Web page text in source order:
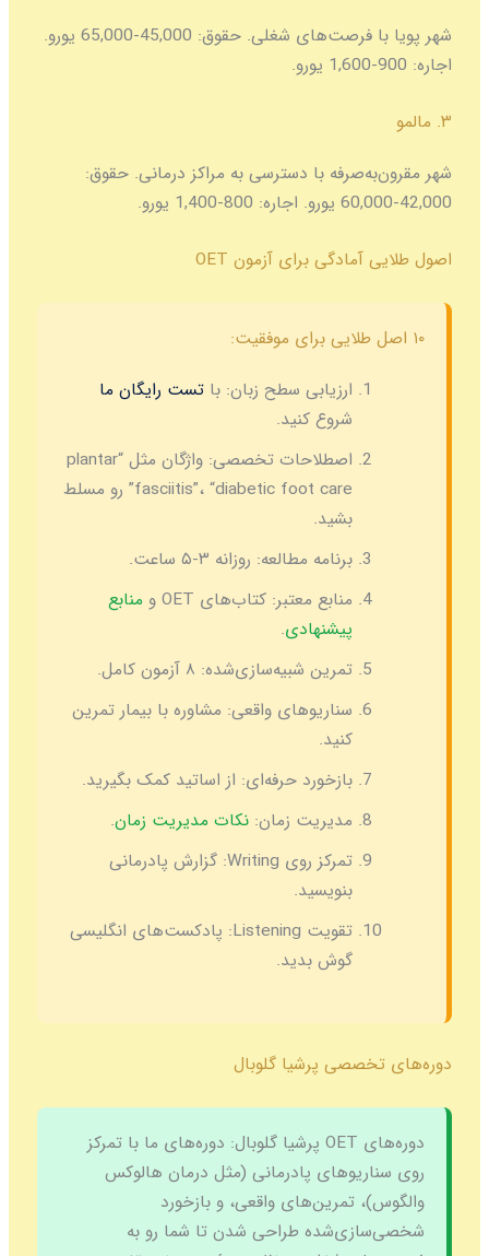
شهر پویا با فرصت‌های شغلی. حقوق: 45,000-65,000 یورو.
اجاره: 900-1,600 یورو.
۳. مالمو
شهر مقرون‌به‌صرفه با دسترسی به مراکز درمانی. حقوق:
42,000-60,000 یورو. اجاره: 800-1,400 یورو.
اصول طلایی آمادگی برای آزمون OET
۱۰ اصل طلایی برای موفقیت:
ارزیابی سطح زبان: باتست رایگان ما
شروع کنید.
اصطلاحات تخصصی:
واژگان مثل “plantar
fasciitis”، “diabetic foot care” رو مسلط
بشید.
برنامه مطالعه: روزانه ۳-۵ ساعت.
منابع معتبر: کتاب‌های OET و
منابع
پیشنهادی.
تمرین شبیه‌سازی‌شده:
سناریوهای واقعی: مشاوره با بیمار تمرین
کنید.
بازخورد حرفه‌ای: از اساتید کمک بگیرید.
مدیریت زمان: نکات مدیریت زمان.
تمرکز روی Writing:
گزارش پادرمانی
بنویسید.
تقویت Listening:
پادکست‌های انگلیسی
گوش بدید.
دوره‌های تخصصی پرشیا گلوبال
دوره‌های OET پرشیا گلوبال:
دوره‌های ما با تمرکز
روی سناریوهای پادرمانی (مثل درمان هالوکس
والگوس)، تمرین‌های واقعی، و بازخورد
شخصی‌سازی‌شده طراحی شدن تا شما رو به